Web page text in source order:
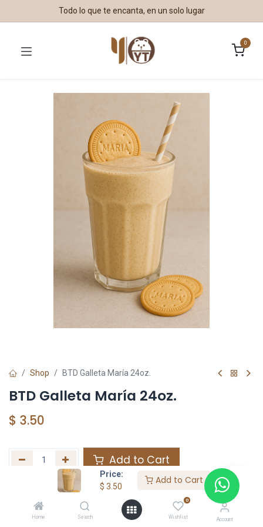
Price:
$ 3.50
Add to Cart
Home Search
0
Wishlist Account
Todo lo que te encanta, en un solo lugar
0
Shop BTD Galleta María 24oz.
BTD Galleta María 24oz.
$ 3.50
Add to Cart
Agregar a la lista de deseos
Share :